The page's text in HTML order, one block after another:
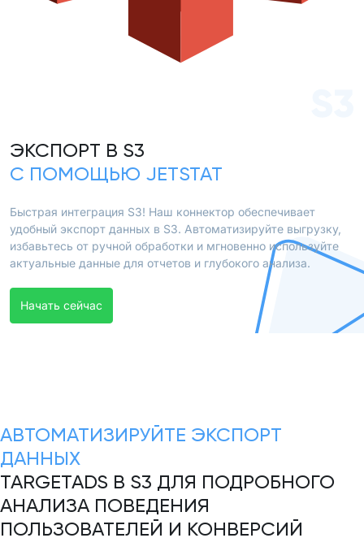
ЭКСПОРТ В S3
С ПОМОЩЬЮ JETSTAT
Быстрая интеграция S3! Наш коннектор обеспечивает
удобный экспорт данных в S3. Автоматизируйте выгрузку,
избавьтесь от ручной обработки и мгновенно используйте
актуальные данные для отчетов и глубокого анализа.
Начать сейчас
АВТОМАТИЗИРУЙТЕ ЭКСПОРТ
ДАННЫХ
TARGETADS В S3 ДЛЯ ПОДРОБНОГО
АНАЛИЗА ПОВЕДЕНИЯ
ПОЛЬЗОВАТЕЛЕЙ И КОНВЕРСИЙ